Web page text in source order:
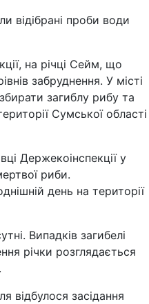
відібрані проби води
на річці Сейм, що
забруднення. У місті
загиблу рибу та
Сумської області
Держекоінспекції у
риби.
день на території
Випадків загибелі
річки розглядається
засідання